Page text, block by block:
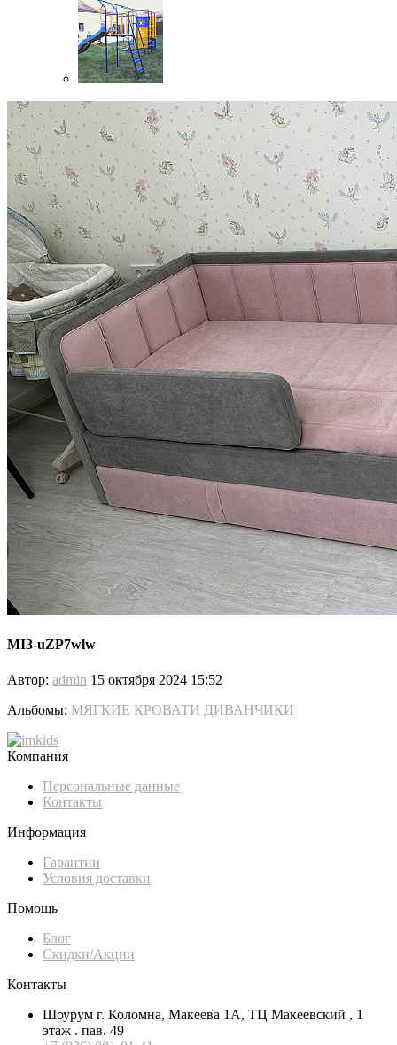
MI3-uZP7wlw
Автор: admin 15 октября 2024 15:52
Альбомы: МЯГКИЕ КРОВАТИ ДИВАНЧИКИ
Компания
Персональные данные
Контакты
Информация
Гарантии
Условия доставки
Помощь
Блог
Скидки/Акции
Контакты
Шоурум г. Коломна, Макеева 1А, ТЦ Макеевский , 1
этаж . пав. 49